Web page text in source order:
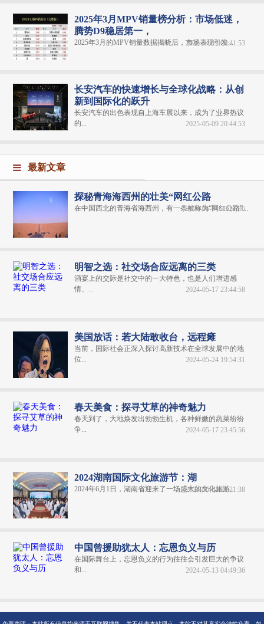
2025年3月MPV销量榜分析：市场低迷，
腾势D9稳居第一，
2025年3月的MPV销量数据揭晓后，市场表现引发...
2025-04-12 00:41:53
长安汽车的快速增长与全球化战略：从创
新到国际化的跃升
长安汽车的出色表现自上海车展以来，成为了业界热议
的...
2025-05-09 20:44:53
最新文章
探秘青海海西州的壮美“网红公路
在中国西北的青海省海西州，有一条被称为“网红公路”...
2024-06-04 20:31:06
明智之选：社交场合应远离的三类
酒宴上的交际是社交中的一大特色，也是人们增进感
情、...
2024-05-17 23:44:58
美国放话：若大陆敢收台，远程瘫
当前，国际社会正深入探讨高新技术在全球发展中的地
位...
2024-05-24 19:54:31
春天美食：探寻艾草的神奇魅力
春天到了，大地焕发出勃勃生机，各种鲜嫩的蔬菜纷纷
争...
2024-05-17 23:45:56
2024湖南国际文化旅游节：湖
2024年6月1日，湖南省迎来了一场盛大的文化旅游...
2024-06-04 20:21:38
中国曾援助犹太人：忘恩负义与历
在国际舞台上，忘恩负义的行为往往会引发巨大的争议
和...
2024-05-13 04:49:36